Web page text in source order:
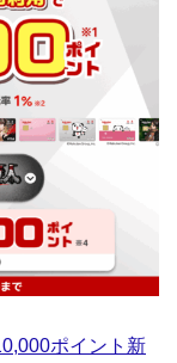
ポイント新